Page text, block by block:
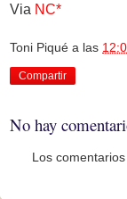
Via NC*
Toni Piqué a las
Compartir
No hay
Los